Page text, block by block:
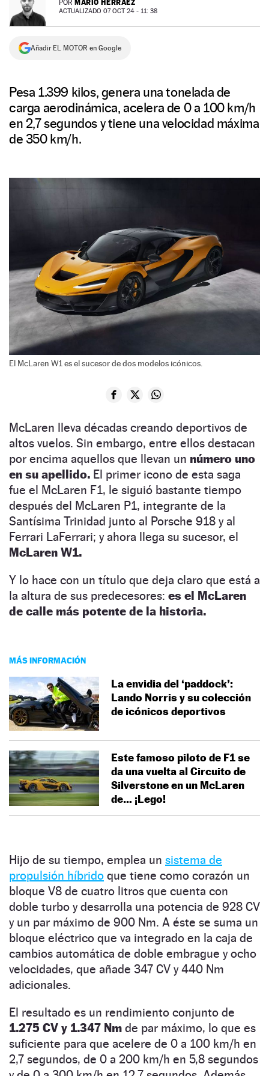
NEWSLETTER
SÍGUENOS
POR MARIO HERRÁEZ
ACTUALIZADO 07 OCT 24 - 11: 38
Añadir EL MOTOR en Google
Pesa 1.399 kilos, genera una tonelada de
carga aerodinámica, acelera de 0 a 100 km/h
en 2,7 segundos y tiene una velocidad máxima
de 350 km/h.
El McLaren W1 es el sucesor de dos modelos icónicos.
McLaren lleva décadas creando deportivos de
altos vuelos. Sin embargo, entre ellos destacan
por encima aquellos que llevan un número uno
en su apellido. El primer icono de esta saga
fue el McLaren F1, le siguió bastante tiempo
después del McLaren P1, integrante de la
Santísima Trinidad junto al Porsche 918 y al
Ferrari LaFerrari; y ahora llega su sucesor, el
McLaren W1.
Y lo hace con un título que deja claro que está a
la altura de sus predecesores: es el McLaren
de calle más potente de la historia.
MÁS INFORMACIÓN
La envidia del ‘paddock’:
Lando Norris y su colección
de icónicos deportivos
Este famoso piloto de F1 se
da una vuelta al Circuito de
Silverstone en un McLaren
de… ¡Lego!
Hijo de su tiempo, emplea un sistema de
propulsión híbrido que tiene como corazón un
bloque V8 de cuatro litros que cuenta con
doble turbo y desarrolla una potencia de 928 CV
y un par máximo de 900 Nm. A éste se suma un
bloque eléctrico que va integrado en la caja de
cambios automática de doble embrague y ocho
velocidades, que añade 347 CV y 440 Nm
adicionales.
El resultado es un rendimiento conjunto de
1.275 CV y 1.347 Nm de par máximo, lo que es
suficiente para que acelere de 0 a 100 km/h en
2,7 segundos, de 0 a 200 km/h en 5,8 segundos